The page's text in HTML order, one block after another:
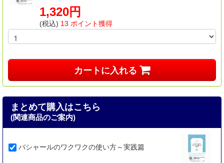
1,320円
(税込) 13 ポイント獲得
カートに入れる
まとめて購入はこちら
(関連商品のご案内)
バシャールのワクワクの使い方～実践篇